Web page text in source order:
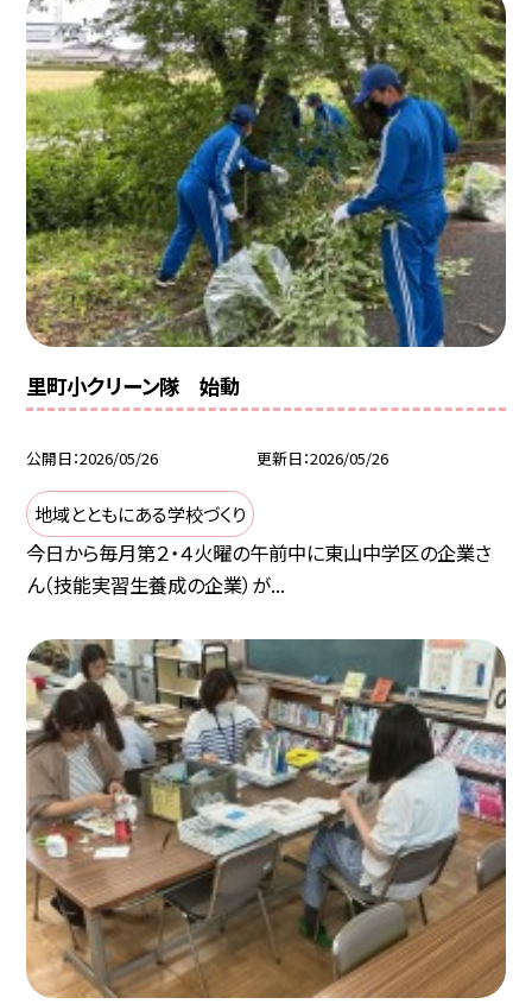
里町小クリーン隊 始動
公開日 2026/05/26 更新日 2026/05/26
地域とともにある学校づくり
今日から毎月第２・４火曜の午前中に東山中学区の企業さ
ん（技能実習生養成の企業）が...